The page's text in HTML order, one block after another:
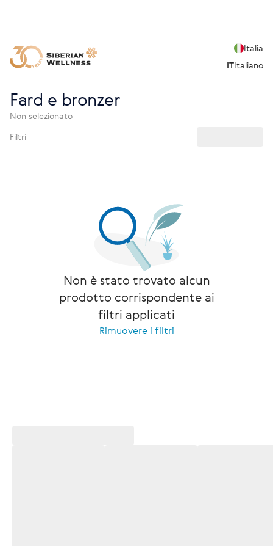
Italia
ITItaliano
Fard e bronzer
Non selezionato
Filtri
Non è stato trovato alcun
prodotto corrispondente ai
filtri applicati
Rimuovere i filtri